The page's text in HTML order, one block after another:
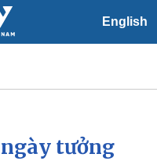
English
hội
tưởng